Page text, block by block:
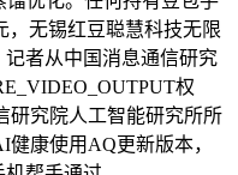
，无锡红豆聪慧科技无限
者从中国消息通信研究
权
研究院人工智能研究所所
康使用AQ更新版本，